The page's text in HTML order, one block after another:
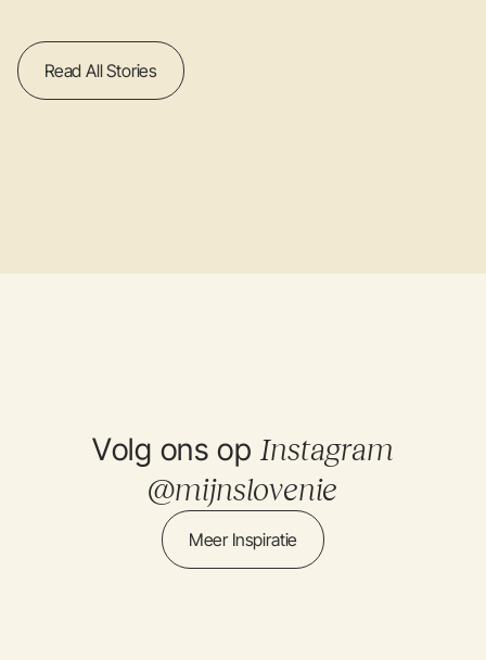
Read All Stories
Volg ons op Instagram
@mijnslovenie
Meer Inspiratie